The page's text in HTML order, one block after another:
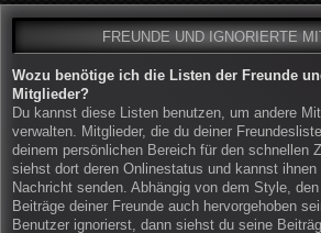
FREUNDE UND IGNORIERTE
Wozu benötige ich die Listen der Freunde
Mitglieder?
Du kannst diese Listen benutzen, um andere
verwalten. Mitglieder, die du deiner
deinem persönlichen Bereich für den schnellen
siehst dort deren Onlinestatus und kannst
Nachricht senden. Abhängig von dem Style,
Beiträge deiner Freunde auch hervorgehoben
Benutzer ignorierst, dann siehst du seine